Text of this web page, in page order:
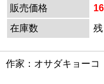
販売価格
在庫数
作家：オサダキョーコ